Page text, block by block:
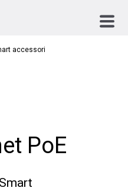
accessori
PoE